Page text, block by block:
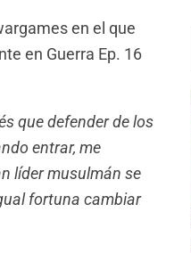
en el que
en Guerra Ep. 16
que defender de los
entrar, me
líder musulmán se
fortuna cambiar